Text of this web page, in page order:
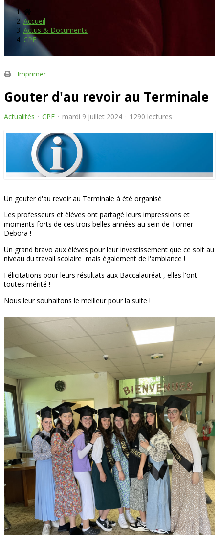
Accueil
Actus & Documents
CPE
Imprimer
Gouter d'au revoir au Terminale
Actualités CPE mardi 9 juillet 2024 1290 lectures
Un gouter d'au revoir au Terminale à été organisé
Les professeurs et élèves ont partagé leurs impressions et
moments forts de ces trois belles années au sein de Tomer
Debora !
Un grand bravo aux élèves pour leur investissement que ce soit au
niveau du travail scolaire mais également de l'ambiance !
Félicitations pour leurs résultats aux Baccalauréat , elles l'ont
toutes mérité !
Nous leur souhaitons le meilleur pour la suite !